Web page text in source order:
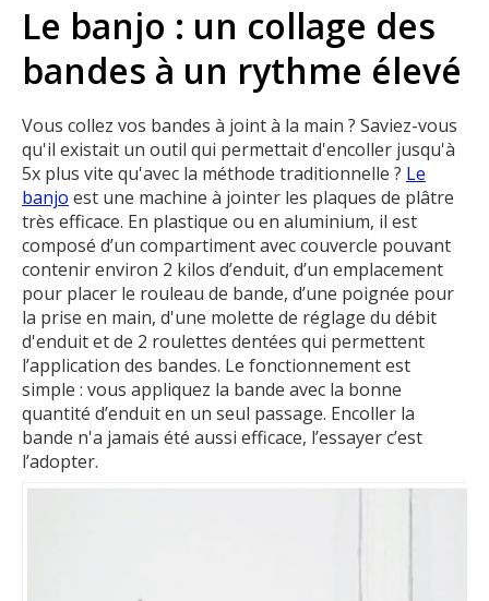
Le banjo : un collage des
bandes à un rythme élevé
Vous collez vos bandes à joint à la main ? Saviez-vous
qu'il existait un outil qui permettait d'encoller jusqu'à
5x plus vite qu'avec la méthode traditionnelle ? Le
banjo est une machine à jointer les plaques de plâtre
très efficace. En plastique ou en aluminium, il est
composé d’un compartiment avec couvercle pouvant
contenir environ 2 kilos d’enduit, d’un emplacement
pour placer le rouleau de bande, d’une poignée pour
la prise en main, d'une molette de réglage du débit
d'enduit et de 2 roulettes dentées qui permettent
l’application des bandes. Le fonctionnement est
simple : vous appliquez la bande avec la bonne
quantité d’enduit en un seul passage. Encoller la
bande n'a jamais été aussi efficace, l’essayer c’est
l’adopter.